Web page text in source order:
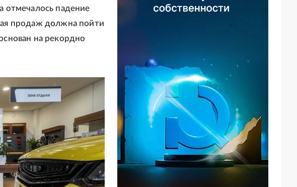
отмечалось падение
продаж должна пойти
на рекордно